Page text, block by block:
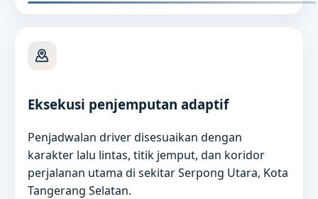
Eksekusi penjemputan adaptif
Penjadwalan driver disesuaikan dengan
karakter lalu lintas, titik jemput, dan koridor
perjalanan utama di sekitar Serpong Utara, Kota
Tangerang Selatan.